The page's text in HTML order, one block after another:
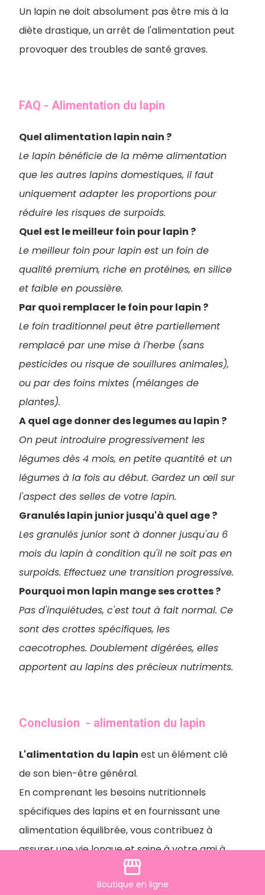
Un lapin ne doit absolument pas être mis à la
diète drastique, un arrêt de l'alimentation peut
provoquer des troubles de santé graves.
FAQ - Alimentation du lapin
Quel alimentation lapin nain ?
Le lapin bénéficie de la même alimentation
que les autres lapins domestiques, il faut
uniquement adapter les proportions pour
réduire les risques de surpoids.
Quel est le meilleur foin pour lapin ?
Le meilleur foin pour lapin est un foin de
qualité premium, riche en protéines, en silice
et faible en poussière.
Par quoi remplacer le foin pour lapin ?
Le foin traditionnel peut être partiellement
remplacé par une mise à l'herbe (sans
pesticides ou risque de souillures animales),
ou par des foins mixtes (mélanges de
plantes).
A quel age donner des legumes au lapin ?
On peut introduire progressivement les
légumes dès 4 mois, en petite quantité et un
légumes à la fois au début. Gardez un œil sur
l'aspect des selles de votre lapin.
Granulés lapin junior jusqu'à quel age ?
Les granulés junior sont à donner jusqu'au 6
mois du lapin à condition qu'il ne soit pas en
surpoids. Effectuez une transition progressive.
Pourquoi mon lapin mange ses crottes ?
Pas d'inquiétudes, c'est tout à fait normal. Ce
sont des crottes spécifiques, les
caecotrophes. Doublement digérées, elles
apportent au lapins des précieux nutriments.
Conclusion - alimentation du lapin
L'alimentation du lapin est un élément clé
de son bien-être général.
En comprenant les besoins nutritionnels
spécifiques des lapins et en fournissant une
alimentation équilibrée, vous contribuez à
assurer une vie longue et saine à votre ami à
Consultez toujours un vétérinaire
storefront
Boutique en ligne